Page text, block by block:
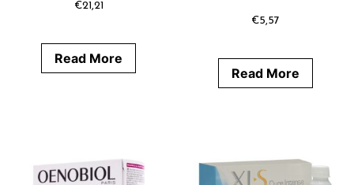
€21,21
Read More
€5,57
Read More